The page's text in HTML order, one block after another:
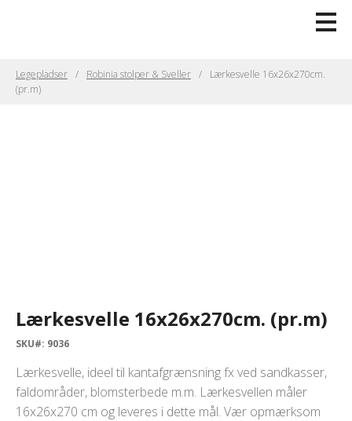
Legepladser Robinia stolper & Sveller
Lærkesvelle 16x26x270cm.
(pr.m)
Lærkesvelle 16x26x270cm. (pr.m)
SKU#: 9036
Lærkesvelle, ideel til kantafgrænsning fx ved sandkasser,
faldområder, blomsterbede m.m. Lærkesvellen måler
16x26x270 cm og leveres i dette mål. Vær opmærksom